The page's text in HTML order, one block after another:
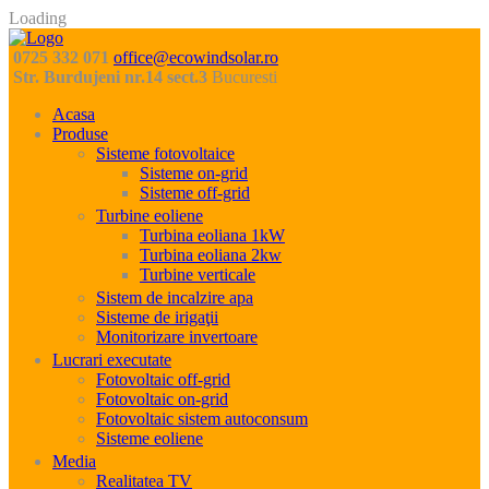
Loading
0725 332 071 office@ecowindsolar.ro
Str. Burdujeni nr.14 sect.3 Bucuresti
Acasa
Produse
Sisteme fotovoltaice
Sisteme on-grid
Sisteme off-grid
Turbine eoliene
Turbina eoliana 1kW
Turbina eoliana 2kw
Turbine verticale
Sistem de incalzire apa
Sisteme de irigaţii
Monitorizare invertoare
Lucrari executate
Fotovoltaic off-grid
Fotovoltaic on-grid
Fotovoltaic sistem autoconsum
Sisteme eoliene
Media
Realitatea TV